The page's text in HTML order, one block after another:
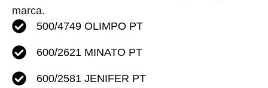
marca.
500/4749 OLIMPO PT
600/2621 MINATO PT
600/2581 JENIFER PT